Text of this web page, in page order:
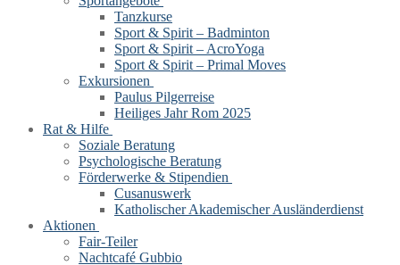
Tanzkurse
Sport & Spirit – Badminton
Sport & Spirit – AcroYoga
Sport & Spirit – Primal Moves
Exkursionen
Paulus Pilgerreise
Heiliges Jahr Rom 2025
Rat & Hilfe
Soziale Beratung
Psychologische Beratung
Förderwerke & Stipendien
Cusanuswerk
Katholischer Akademischer Ausländerdienst
Aktionen
Fair-Teiler
Nachtcafé Gubbio